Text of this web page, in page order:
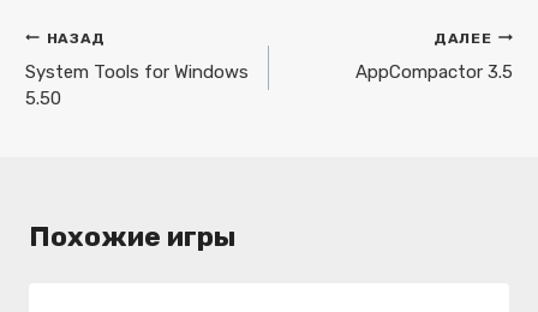
Навигация
по
записям
НАЗАД
System Tools for Windows
5.50
ДАЛЕЕ
AppCompactor 3.5
Похожие игры